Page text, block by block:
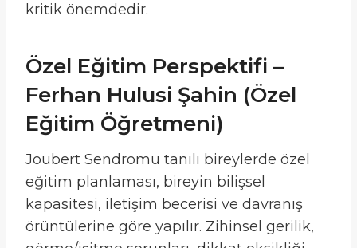
kritik önemdedir.
Özel Eğitim Perspektifi –
Ferhan Hulusi Şahin (Özel
Eğitim Öğretmeni)
Joubert Sendromu tanılı bireylerde özel
eğitim planlaması, bireyin bilişsel
kapasitesi, iletişim becerisi ve davranış
örüntülerine göre yapılır. Zihinsel gerilik,